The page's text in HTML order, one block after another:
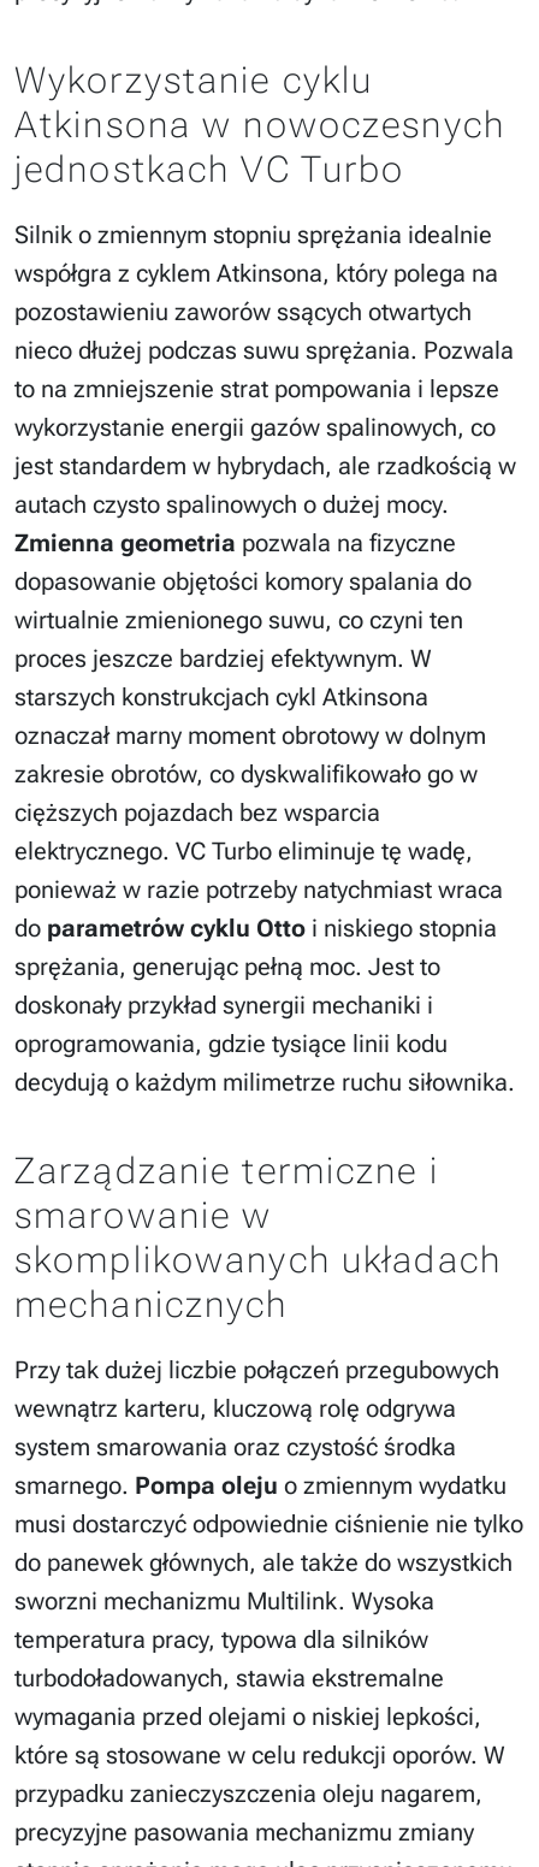
Wykorzystanie cyklu
Atkinsona w nowoczesnych
jednostkach VC Turbo
Silnik o zmiennym stopniu sprężania idealnie
współgra z cyklem Atkinsona, który polega na
pozostawieniu zaworów ssących otwartych
nieco dłużej podczas suwu sprężania. Pozwala
to na zmniejszenie strat pompowania i lepsze
wykorzystanie energii gazów spalinowych, co
jest standardem w hybrydach, ale rzadkością w
autach czysto spalinowych o dużej mocy.
Zmienna geometria pozwala na fizyczne
dopasowanie objętości komory spalania do
wirtualnie zmienionego suwu, co czyni ten
proces jeszcze bardziej efektywnym. W
starszych konstrukcjach cykl Atkinsona
oznaczał marny moment obrotowy w dolnym
zakresie obrotów, co dyskwalifikowało go w
cięższych pojazdach bez wsparcia
elektrycznego. VC Turbo eliminuje tę wadę,
ponieważ w razie potrzeby natychmiast wraca
do parametrów cyklu Otto i niskiego stopnia
sprężania, generując pełną moc. Jest to
doskonały przykład synergii mechaniki i
oprogramowania, gdzie tysiące linii kodu
decydują o każdym milimetrze ruchu siłownika.
Zarządzanie termiczne i
smarowanie w
skomplikowanych układach
mechanicznych
Przy tak dużej liczbie połączeń przegubowych
wewnątrz karteru, kluczową rolę odgrywa
system smarowania oraz czystość środka
smarnego. Pompa oleju o zmiennym wydatku
musi dostarczyć odpowiednie ciśnienie nie tylko
do panewek głównych, ale także do wszystkich
sworzni mechanizmu Multilink. Wysoka
temperatura pracy, typowa dla silników
turbodoładowanych, stawia ekstremalne
wymagania przed olejami o niskiej lepkości,
które są stosowane w celu redukcji oporów. W
przypadku zanieczyszczenia oleju nagarem,
precyzyjne pasowania mechanizmu zmiany